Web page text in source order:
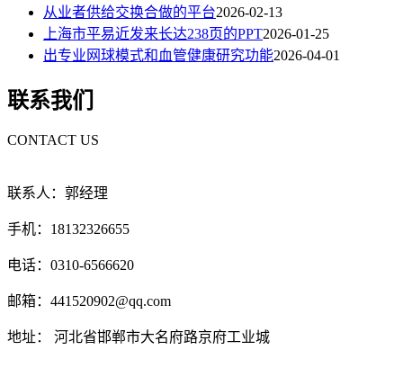
从业者供给交换合做的平台2026-02-13
上海市平易近发来长达238页的PPT2026-01-25
出专业网球模式和血管健康研究功能2026-04-01
联系我们
CONTACT US
联系人：郭经理
手机：18132326655
电话：0310-6566620
邮箱：441520902@qq.com
地址： 河北省邯郸市大名府路京府工业城